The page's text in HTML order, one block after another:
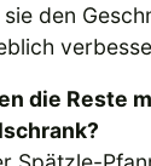
den
die Reste